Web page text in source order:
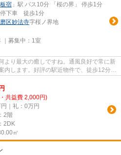
板宿 」駅 バス10分 「桜の界」 停歩1分
停下車 徒歩1分
区妙法寺字桜ノ界地
募集中： 1室
より最大の癒しですね。通風良好で常に新
内します。好評の駅近物件で、徒歩12分で
円
共益費 2,000円)
｜礼：0万円
2階
2DK
㎡